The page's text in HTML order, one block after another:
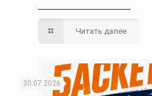
Читать далее
30.07.2026